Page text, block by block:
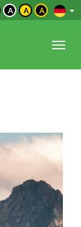
A A A